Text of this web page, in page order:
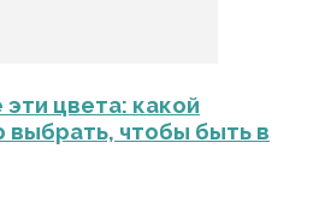
цвета: какой
выбрать, чтобы быть в